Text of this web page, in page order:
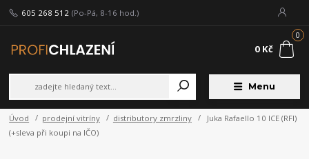
Menu
605 268 512 (Po-Pá, 8-16 hod.)
0
0 Kč
Úvod prodejní vitríny distributory zmrzliny
Juka Rafaello 10 ICE (RFI)
(+sleva při koupi na IČO)